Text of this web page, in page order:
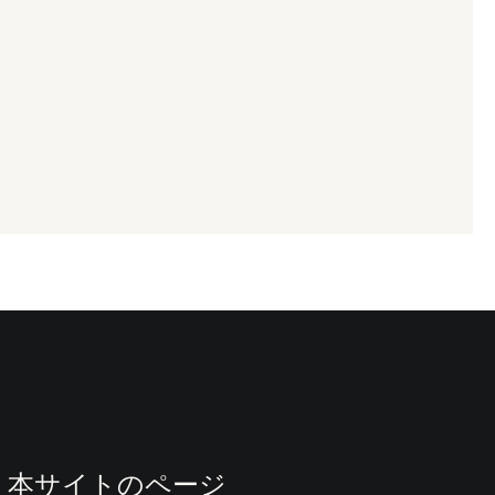
本サイトのページ